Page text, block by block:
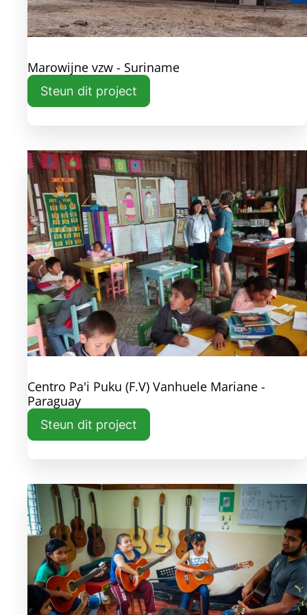
Marowijne vzw - Suriname
Steun dit project
Centro Pa'i Puku (F.V) Vanhuele Mariane -
Paraguay
Steun dit project